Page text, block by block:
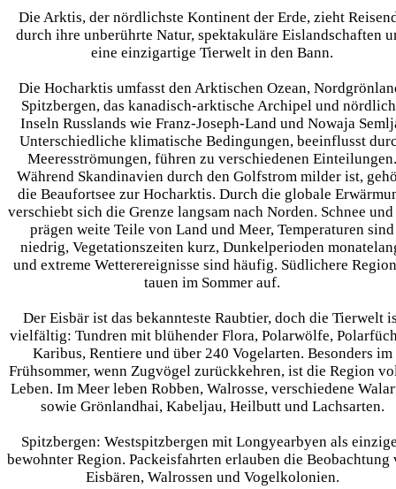
Die Arktis, der nördlichste Kontinent der Erde, zieht
durch ihre unberührte Natur, spektakuläre Eislandschaften
eine einzigartige Tierwelt in den Bann.
Die Hocharktis umfasst den Arktischen Ozean,
Spitzbergen, das kanadisch-arktische Archipel und
Inseln Russlands wie Franz-Joseph-Land und Nowaja
Unterschiedliche klimatische Bedingungen, beeinflusst
Meeresströmungen, führen zu verschiedenen Einteilungen.
Während Skandinavien durch den Golfstrom milder ist,
die Beaufortsee zur Hocharktis. Durch die globale
verschiebt sich die Grenze langsam nach Norden. Schnee
prägen weite Teile von Land und Meer, Temperaturen sind
niedrig, Vegetationszeiten kurz, Dunkelperioden
und extreme Wetterereignisse sind häufig. Südlichere
tauen im Sommer auf.
Der Eisbär ist das bekannteste Raubtier, doch die Tierwelt
vielfältig: Tundren mit blühender Flora, Polarwölfe,
Karibus, Rentiere und über 240 Vogelarten. Besonders im
Frühsommer, wenn Zugvögel zurückkehren, ist die Region
Leben. Im Meer leben Robben, Walrosse, verschiedene
sowie Grönlandhai, Kabeljau, Heilbutt und Lachsarten.
Spitzbergen: Westspitzbergen mit Longyearbyen als
bewohnter Region. Packeisfahrten erlauben die Beobachtung
Eisbären, Walrossen und Vogelkolonien.